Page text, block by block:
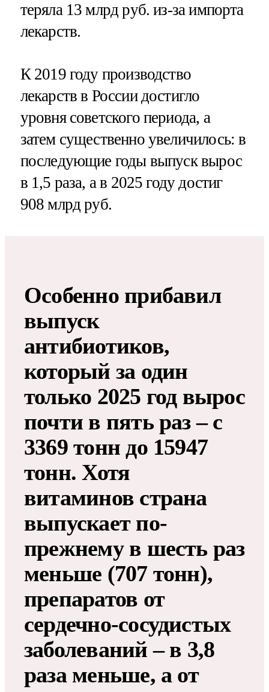
теряла 13 млрд руб. из‑за импорта
лекарств.
К 2019 году производство
лекарств в России достигло
уровня советского периода, а
затем существенно увеличилось: в
последующие годы выпуск вырос
в 1,5 раза, а в 2025 году достиг
908 млрд руб.
Особенно прибавил
выпуск
антибиотиков,
который за один
только 2025 год вырос
почти в пять раз – с
3369 тонн до 15947
тонн. Хотя
витаминов страна
выпускает по-
прежнему в шесть раз
меньше (707 тонн),
препаратов от
сердечно-сосудистых
заболеваний – в 3,8
раза меньше, а от